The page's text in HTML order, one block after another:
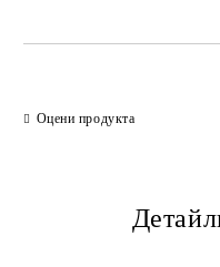
Оцени продукта